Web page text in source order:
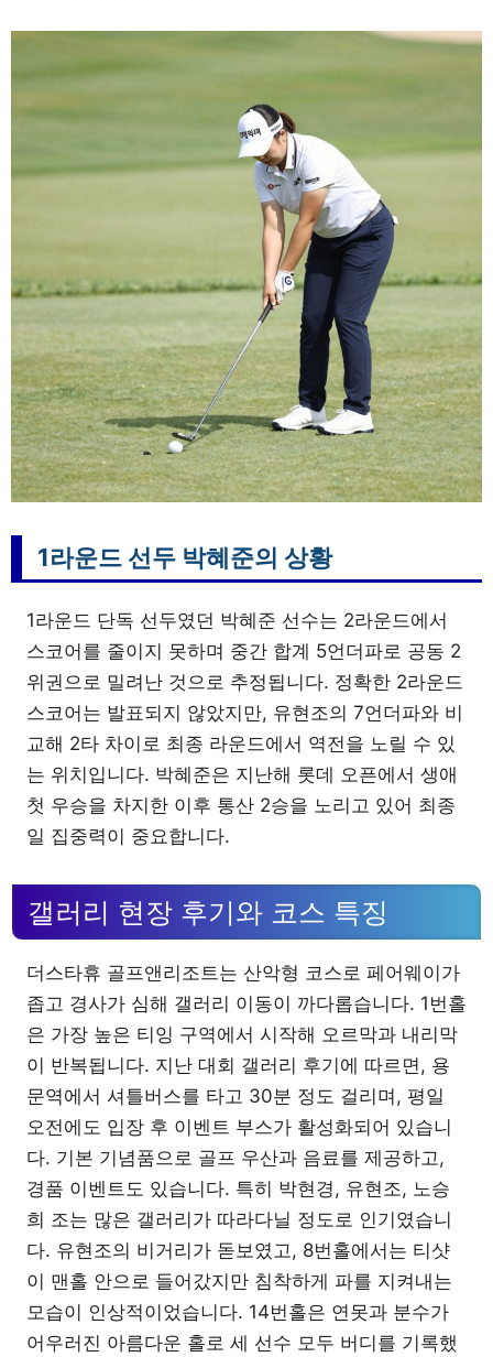
1라운드 선두 박혜준의 상황
1라운드 단독 선두였던 박혜준 선수는 2라운드에서
스코어를 줄이지 못하며 중간 합계 5언더파로 공동 2
위권으로 밀려난 것으로 추정됩니다. 정확한 2라운드
스코어는 발표되지 않았지만, 유현조의 7언더파와 비
교해 2타 차이로 최종 라운드에서 역전을 노릴 수 있
는 위치입니다. 박혜준은 지난해 롯데 오픈에서 생애
첫 우승을 차지한 이후 통산 2승을 노리고 있어 최종
일 집중력이 중요합니다.
갤러리 현장 후기와 코스 특징
더스타휴 골프앤리조트는 산악형 코스로 페어웨이가
좁고 경사가 심해 갤러리 이동이 까다롭습니다. 1번홀
은 가장 높은 티잉 구역에서 시작해 오르막과 내리막
이 반복됩니다. 지난 대회 갤러리 후기에 따르면, 용
문역에서 셔틀버스를 타고 30분 정도 걸리며, 평일
오전에도 입장 후 이벤트 부스가 활성화되어 있습니
다. 기본 기념품으로 골프 우산과 음료를 제공하고,
경품 이벤트도 있습니다. 특히 박현경, 유현조, 노승
희 조는 많은 갤러리가 따라다닐 정도로 인기였습니
다. 유현조의 비거리가 돋보였고, 8번홀에서는 티샷
이 맨홀 안으로 들어갔지만 침착하게 파를 지켜내는
모습이 인상적이었습니다. 14번홀은 연못과 분수가
어우러진 아름다운 홀로 세 선수 모두 버디를 기록했